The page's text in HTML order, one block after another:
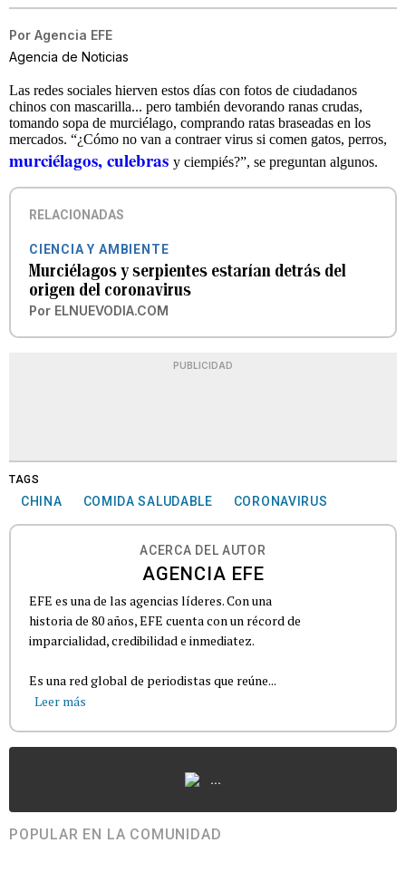
Por Agencia EFE
Agencia de Noticias
Las redes sociales hierven estos días con fotos de ciudadanos
chinos con mascarilla... pero también devorando ranas crudas,
tomando sopa de murciélago, comprando ratas braseadas en los
mercados. “¿Cómo no van a contraer virus si comen gatos, perros,
murciélagos, culebras y ciempiés?”, se preguntan algunos.
RELACIONADAS
CIENCIA Y AMBIENTE
Murciélagos y serpientes estarían detrás del
origen del coronavirus
Por ELNUEVODIA.COM
PUBLICIDAD
TAGS
CHINA COMIDA SALUDABLE CORONAVIRUS
ACERCA DEL AUTOR
AGENCIA EFE
EFE es una de las agencias líderes. Con una
historia de 80 años, EFE cuenta con un récord de
imparcialidad, credibilidad e inmediatez.
Es una red global de periodistas que reúne...
Leer más
...
POPULAR EN LA COMUNIDAD